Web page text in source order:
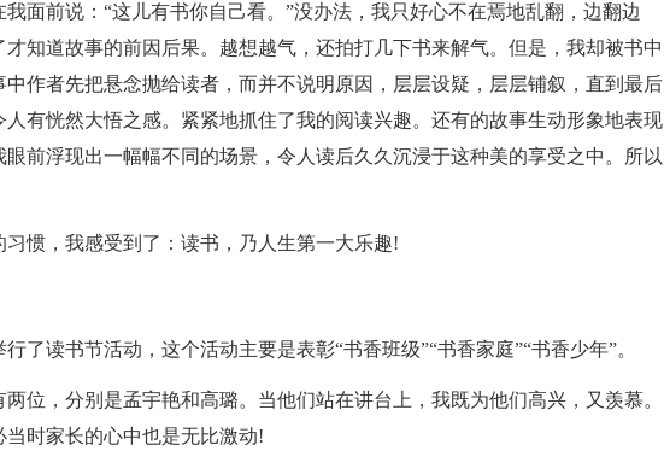
面前说：“这儿有书你自己看。”没办法，我只好心不在焉地乱翻，边翻边
知道故事的前因后果。越想越气，还拍打几下书来解气。但是，我却被书中
作者先把悬念抛给读者，而并不说明原因，层层设疑，层层铺叙，直到最后
有恍然大悟之感。紧紧地抓住了我的阅读兴趣。还有的故事生动形象地表现
前浮现出一幅幅不同的场景，令人读后久久沉浸于这种美的享受之中。所以
惯，我感受到了：读书，乃人生第一大乐趣!
了读书节活动，这个活动主要是表彰“书香班级”“书香家庭”“书香少年”。
位，分别是孟宇艳和高璐。当他们站在讲台上，我既为他们高兴，又羡慕。
时家长的心中也是无比激动!